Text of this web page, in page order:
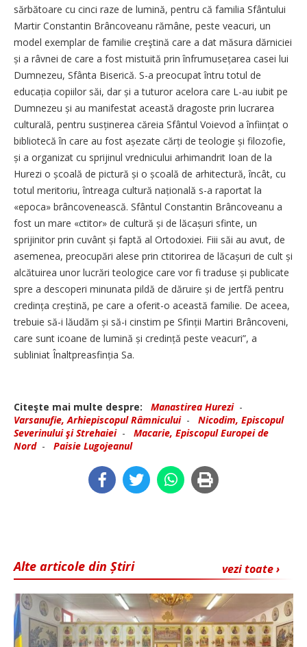
sărbătoare cu cinci raze de lumină, pentru că familia Sfântului
Martir Constantin Brâncoveanu rămâne, peste veacuri, un
model exemplar de familie creştină care a dat măsura dărniciei
și a râvnei de care a fost mistuită prin înfrumusețarea casei lui
Dumnezeu, Sfânta Biserică. S-a preocupat întru totul de
educația copiilor săi, dar și a tuturor acelora care L-au iubit pe
Dumnezeu și au manifestat această dragoste prin lucrarea
culturală, pentru susținerea căreia Sfântul Voievod a înființat o
bibliotecă în care au fost așezate cărți de teologie și filozofie,
și a organizat cu sprijinul vrednicului arhimandrit Ioan de la
Hurezi o școală de pictură și o școală de arhitectură, încât, cu
totul meritoriu, întreaga cultură națională s-a raportat la
«epoca» brâncovenească. Sfântul Constantin Brâncoveanu a
fost un mare «ctitor» de cultură și de lăcașuri sfinte, un
sprijinitor prin cuvânt și faptă al Ortodoxiei. Fiii săi au avut, de
asemenea, preocupări alese prin ctitorirea de lăcașuri de cult și
alcătuirea unor lucrări teologice care vor fi traduse și publicate
spre a descoperi minunata pildă de dăruire și de jertfă pentru
credința creștină, pe care a oferit-o această familie. De aceea,
trebuie să-i lăudăm și să-i cinstim pe Sfinții Martiri Brâncoveni,
care sunt icoane de lumină și credință peste veacuri”, a
subliniat Înaltpreasfinția Sa.
Citeşte mai multe despre: Manastirea Hurezi-
Varsanufie, Arhiepiscopul Râmnicului- Nicodim, Episcopul
Severinului şi Strehaiei- Macarie, Episcopul Europei de
Nord- Paisie Lugojeanul
vezi toate ›
Alte articole din Știri